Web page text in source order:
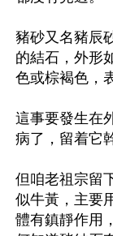
豬砂又名豬辰
的結石，外形
色或棕褐色，
這事要發生在
病了，留着它
但咱老祖宗留
似牛黃，主要
體有鎮靜作用